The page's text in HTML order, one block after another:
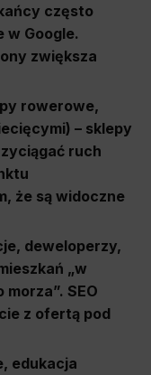
często
w Google.
zwiększa
rowerowe,
– sklepy
ruch
że są widoczne
deweloperzy,
„w
morza”. SEO
z ofertą pod
edukacja